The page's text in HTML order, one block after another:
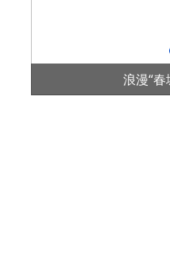
浪漫“春